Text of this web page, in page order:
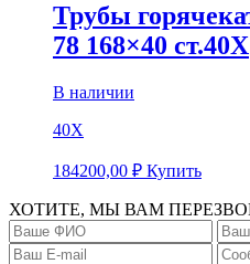
Трубы
78 168×40 ст.40Х
В наличии
40Х
184200,00 ₽ Купить
ХОТИТЕ, МЫ ВАМ